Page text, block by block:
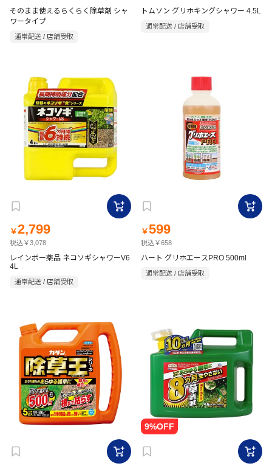
そのまま使えるらくらく除草剤 シャ
ワータイプ
通常配送 / 店舗受取
トムソン グリホキングシャワー 4.5L
通常配送 / 店舗受取
￥2,799
税込￥3,078
レインボー薬品 ネコソギシャワーV6
4L
通常配送 / 店舗受取
￥599
税込￥658
ハート グリホエースPRO 500ml
通常配送 / 店舗受取